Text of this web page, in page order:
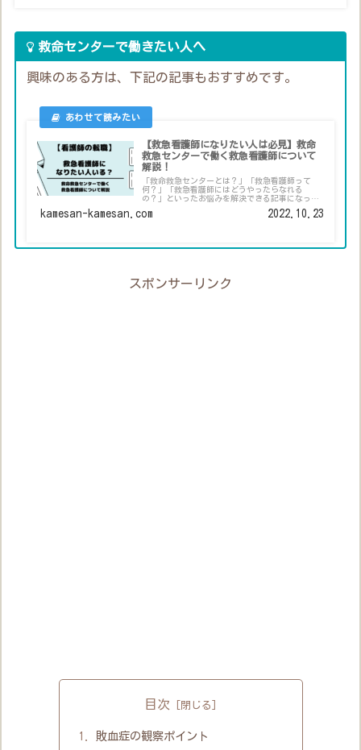
救命センターで働きたい人へ
興味のある方は、下記の記事もおすすめです。
【救急看護師になりたい人は必見】救命
救急センターで働く救急看護師について
解説！
「救命救急センターとは？」「救急看護師って
何？」「救急看護師にはどうやったらなれる
の？」といったお悩みを解決できる記事になって
います。実際に救命救急センターで看護師として
働く筆者が解説します。
kamesan-kamesan.com 2022.10.23
スポンサーリンク
目次
敗血症の観察ポイント